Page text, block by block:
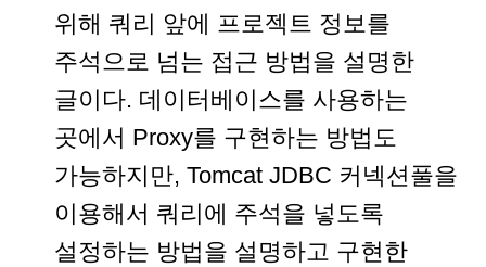
위해 쿼리 앞에 프로젝트 정보를
주석으로 넘는 접근 방법을 설명한
글이다. 데이터베이스를 사용하는
곳에서 Proxy를 구현하는 방법도
가능하지만, Tomcat JDBC 커넥션풀을
이용해서 쿼리에 주석을 넣도록
설정하는 방법을 설명하고 구현한